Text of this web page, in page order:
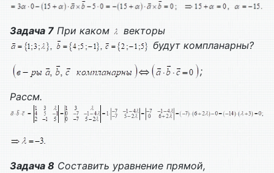
Задача 7 При каком
векторы
будут компланарны?
;
Рассм.
Задача 8 Составить уравнение прямой,